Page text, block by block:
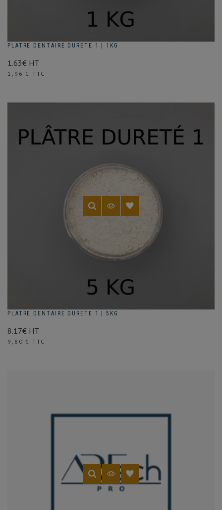
PLATRE DENTAIRE DURETE 1 | 1KG
1.63€ HT
Prix
1,96 € TTC
PLATRE DENTAIRE DURETE 1 | 5KG
8.17€ HT
Prix
9,80 € TTC